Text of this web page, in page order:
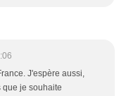
J'espère aussi,
que je souhaite